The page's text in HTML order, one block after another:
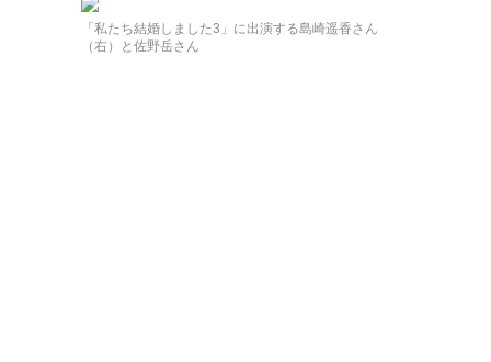
「私たち結婚しました3」に出演する島崎遥香さん
（右）と佐野岳さん